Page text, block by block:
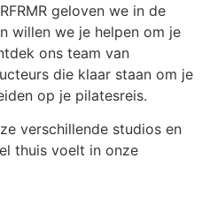
geloven we in de
willen we je helpen om je
ons team van
die klaar staan om je
op je pilatesreis.
verschillende studios en
thuis voelt in onze